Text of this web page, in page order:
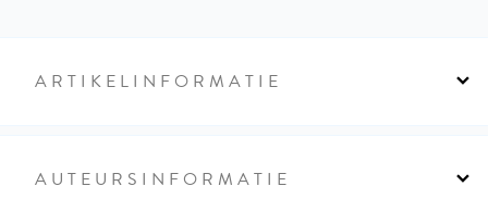
ARTIKELINFORMATIE
AUTEURSINFORMATIE